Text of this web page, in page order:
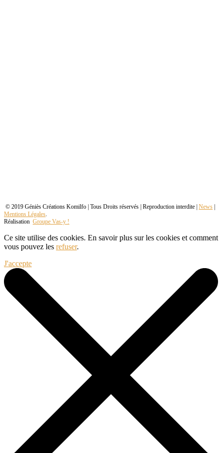
© 2019 Géniès Créations Komilfo | Tous Droits réservés | Reproduction interdite | News
Mentions Légales.
Réalisation Groupe Vas-y !
Ce site utilise des cookies. En savoir plus sur les cookies et comment
vous pouvez les refuser.
J'accepte